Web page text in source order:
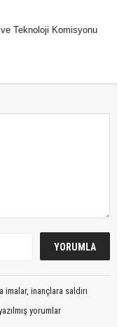
Teknoloji Komisyonu
inançlara saldırı
yorumlar